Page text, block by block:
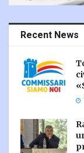
Recent News